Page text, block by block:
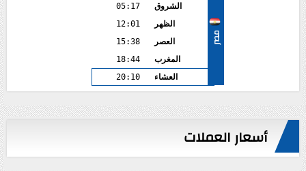
مصر
الشروق
05:17
الظهر
12:01
العصر
15:38
المغرب
18:44
العشاء
20:10
أسعار العملات